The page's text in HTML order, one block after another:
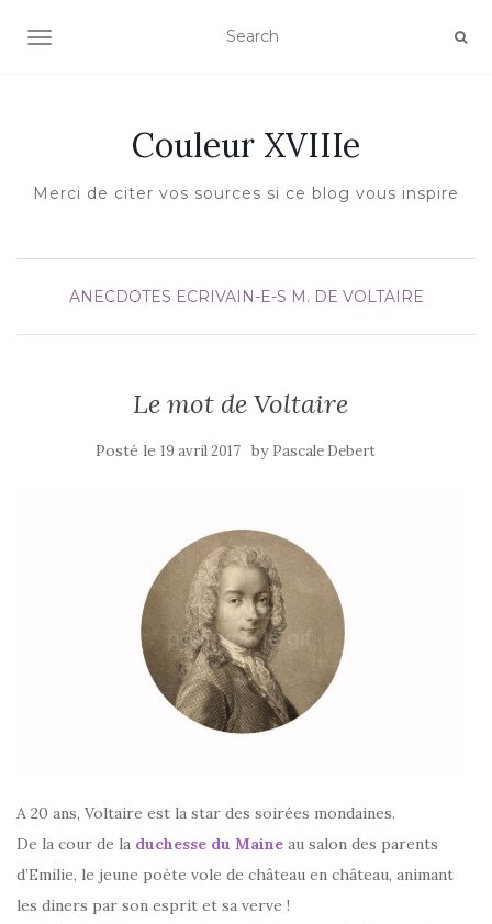
AFFICHER/MASQUER LA NAVIGATION
Couleur XVIIIe
Merci de citer vos sources si ce blog vous inspire
ANECDOTES ECRIVAIN-E-S M. DE VOLTAIRE
Le mot de Voltaire
Posté le 19 avril 2017 by Pascale Debert
A 20 ans, Voltaire est la star des soirées mondaines.
De la cour de la duchesse du Maine au salon des parents
d’Emilie, le jeune poète vole de château en château, animant
les diners par son esprit et sa verve !